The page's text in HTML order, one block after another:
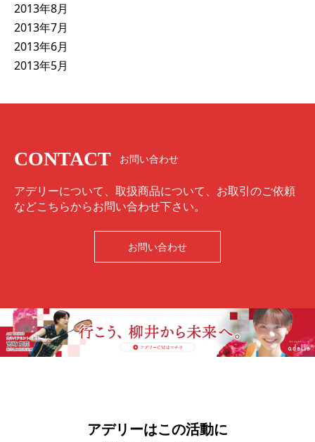
2013年8月
2013年7月
2013年6月
2013年5月
CONTACT お問い合わせ
アデリーについて、取扱商品について、お取引のご依頼
などこちらからお問い合わせ下さい。
お問い合わせ
アデリーはこの活動に